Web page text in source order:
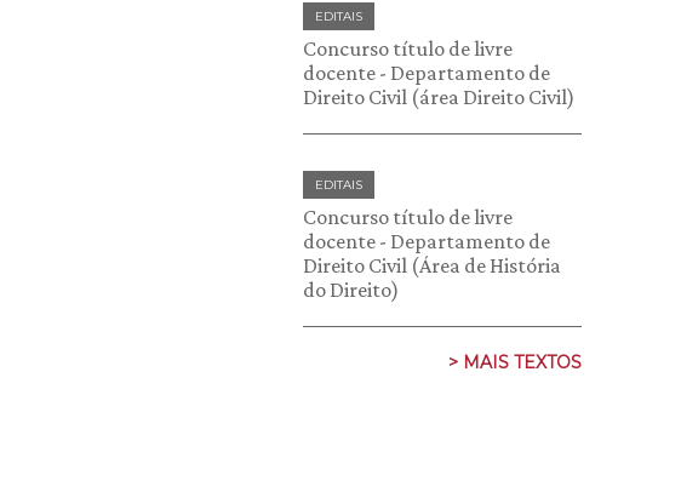
EDITAIS
Concurso título de livre
docente - Departamento de
Direito Civil (área Direito Civil)
EDITAIS
Concurso título de livre
docente - Departamento de
Direito Civil (Área de História
do Direito)
> MAIS TEXTOS